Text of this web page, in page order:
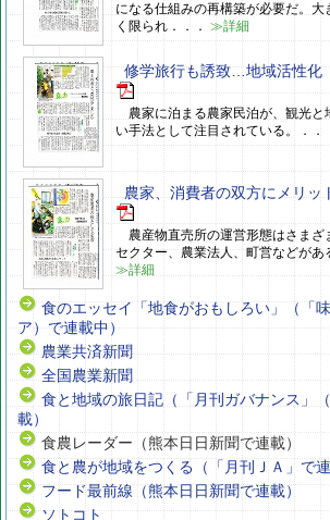
食のエッセイ「地食がおもしろい」（「
ア）で連載中）
農業共済新聞
全国農業新聞
食と地域の旅日記（「月刊ガバナンス」
載）
食農レーダー（熊本日日新聞で連載）
食と農が地域をつくる（「月刊ＪＡ」で連
フード最前線（熊本日日新聞で連載）
ソトコト
になる仕組みの再構築が必要だ。大
く限られ．．． ≫詳細
修学旅行も誘致…地域活性化
農家に泊まる農家民泊が、観光と
い手法として注目されている。．．
農家、消費者の双方にメリッ
農産物直売所の運営形態はさまざ
セクター、農業法人、町営などがあ
≫詳細